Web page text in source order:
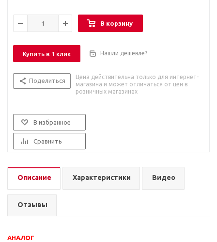
В корзину
Купить в 1 клик Нашли дешевле?
Поделиться
Цена действительна только для интернет-
магазина и может отличаться от цен в
розничных магазинах
В избранное
Сравнить
Описание Характеристики Видео
Отзывы
АНАЛОГ